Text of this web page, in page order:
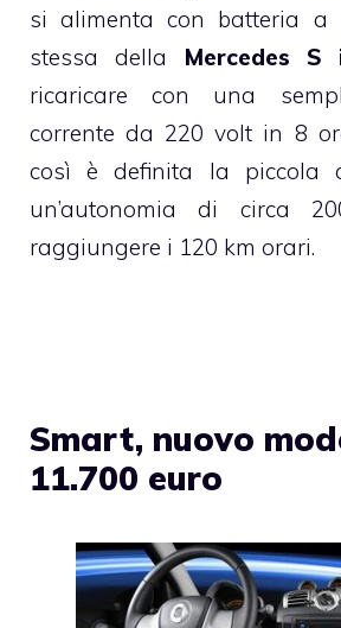
si alimenta con batteria
stessa della Mercedes S
ricaricare con una
corrente da 220 volt in 8
così è definita la piccola
un’autonomia di circa
raggiungere i 120 km orari.
Smart, nuovo
11.700 euro